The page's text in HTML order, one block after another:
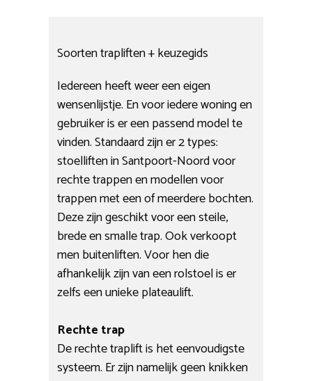
Soorten trapliften + keuzegids
Iedereen heeft weer een eigen
wensenlijstje. En voor iedere woning en
gebruiker is er een passend model te
vinden. Standaard zijn er 2 types:
stoelliften in Santpoort-Noord voor
rechte trappen en modellen voor
trappen met een of meerdere bochten.
Deze zijn geschikt voor een steile,
brede en smalle trap. Ook verkoopt
men buitenliften. Voor hen die
afhankelijk zijn van een rolstoel is er
zelfs een unieke plateaulift.
Rechte trap
De rechte traplift is het eenvoudigste
systeem. Er zijn namelijk geen knikken